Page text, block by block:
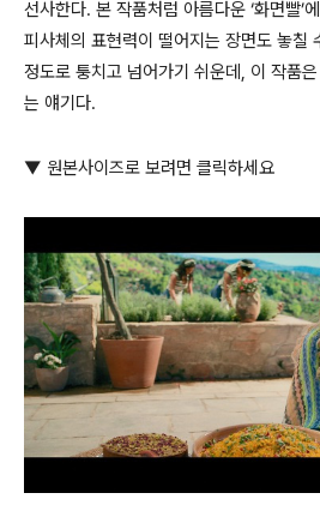
선사한다. 본 작품처럼 아름다운 ‘화면빨’
피사체의 표현력이 떨어지는 장면도 놓칠
정도로 퉁치고 넘어가기 쉬운데, 이 작품
는 얘기다.
▼ 원본사이즈로 보려면 클릭하세요